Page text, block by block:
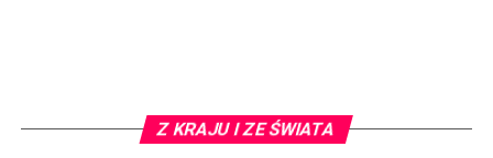
Z KRAJU I ZE ŚWIATA